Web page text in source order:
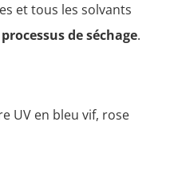
et tous les solvants
de séchage.